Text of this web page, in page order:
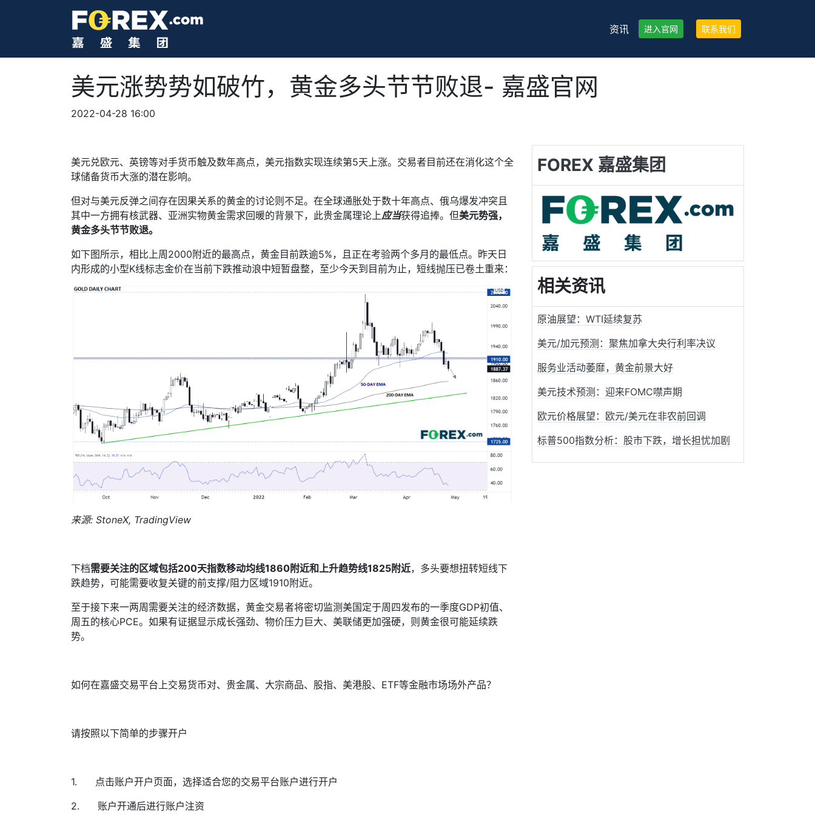
资讯 进入官网 联系我们
美元涨势势如破竹，黄金多头节节败退- 嘉盛官网
2022-04-28 16:00
美元兑欧元、英镑等对手货币触及数年高点，美元指数实现连续第5天上涨。交易者目前还在消化这个全
球储备货币大涨的潜在影响。
但对与美元反弹之间存在因果关系的黄金的讨论则不足。在全球通胀处于数十年高点、俄乌爆发冲突且
其中一方拥有核武器、亚洲实物黄金需求回暖的背景下，此贵金属理论上应当获得追捧。但美元势强，
黄金多头节节败退。
如下图所示，相比上周 2000附近的最高点，黄金目前跌逾5%，且正在考验两个多月的最低点。昨天日
内形成的小型K线标志金价在当前下跌推动浪中短暂盘整，至少今天到目前为止，短线抛压已卷土重来：
来源: StoneX, TradingView
下档需要关注的区域包括200天指数移动均线1860附近和上升趋势线1825附近，多头要想扭转短线下
跌趋势，可能需要收复关键的前支撑/阻力区域1910附近。
至于接下来一两周需要关注的经济数据，黄金交易者将密切监测美国定于周四发布的一季度GDP初值、
周五的核心PCE。如果有证据显示成长强劲、物价压力巨大、美联储更加强硬，则黄金很可能延续跌
势。
如何在嘉盛交易平台上交易货币对、贵金属、大宗商品、股指、美港股、 ETF等金融市场场外产品？
请按照以下简单的步骤开户
1. 点击账户开户页面，选择适合您的交易平台账户进行开户
2. 账户开通后进行账户注资
FOREX 嘉盛集团
相关资讯
原油展望：WTI延续复苏
美元/加元预测：聚焦加拿大央行利率决议
服务业活动萎靡，黄金前景大好
美元技术预测：迎来FOMC噤声期
欧元价格展望：欧元/美元在非农前回调
标普500指数分析：股市下跌，增长担忧加剧